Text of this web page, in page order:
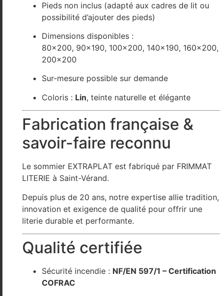
Pieds non inclus (adapté aux cadres de lit ou
possibilité d’ajouter des pieds)
Dimensions disponibles :
80×200, 90×190, 100×200, 140×190, 160×200,
200×200
Sur-mesure possible sur demande
Coloris : Lin, teinte naturelle et élégante
Fabrication française &
savoir-faire reconnu
Le sommier EXTRAPLAT est fabriqué par FRIMMAT
LITERIE à Saint-Vérand.
Depuis plus de 20 ans, notre expertise allie tradition,
innovation et exigence de qualité pour offrir une
literie durable et performante.
Qualité certifiée
Sécurité incendie : NF/EN 597/1 – Certification
COFRAC